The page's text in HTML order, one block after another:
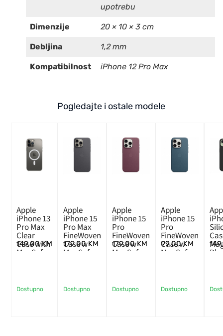
upotrebu
Dimenzije 20 × 10 × 3 cm
Debljina 1,2 mm
Kompatibilnost iPhone 12 Pro Max
Pogledajte i ostale modele
Apple
iPhone 13
Pro Max
Clear
Case with
MagSafe
149,00KM
Dostupno
Apple
iPhone 15
Pro Max
FineWoven
Case w
MagSafe –
179,00KM
Dostupno
Apple
iPhone 15
Pro
FineWoven
Case w
MagSafe –
179,00KM
Dostupno
Apple
iPhone 15
Pro
FineWoven
Case w
MagSafe –
99,00KM
Dostupno